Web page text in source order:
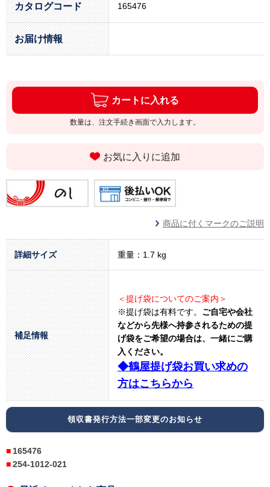
カタログコード 165476
お届け情報
カートに入れる
数量は、注文手続き画面で入力します。
お気に入りに追加
商品に付くマークのご説明
詳細サイズ 重量：1.7 kg
補足情報
＜提げ袋についてのご案内＞
※提げ袋は有料です。 ご自宅や会社
などから先様へ持参されるための提
げ袋をご希望の場合は、一緒にご購
入ください。
◆鶴屋提げ袋お買い求めの
方はこちらから
領収書発行方法一部変更のお知らせ
165476
254-1012-021